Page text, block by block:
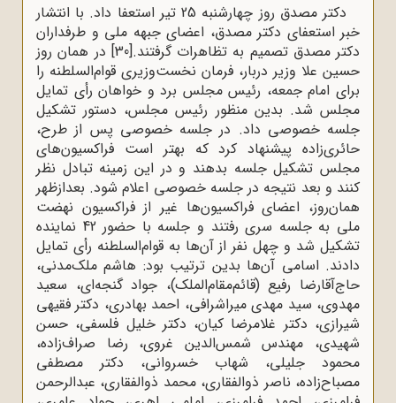
دکتر مصدق روز چهارشنبه 25 تیر استعفا داد. با انتشار
خبر استعفای دکتر مصدق، اعضای جبهه ملی و طرفداران
دکتر مصدق تصمیم به تظاهرات گرفتند.[30]
در همان روز
حسین علا وزیر دربار، فرمان نخست‌وزیری قوام‌السلطنه را
برای امام جمعه، رئیس مجلس برد و خواهان رأی تمایل
مجلس شد. بدین منظور رئیس مجلس، دستور تشکیل
جلسه خصوصی داد. در جلسه خصوصی پس از طرح،
حائری‌زاده پیشنهاد کرد که بهتر است فراکسیون‌های
مجلس تشکیل جلسه بدهند و در این زمینه تبادل نظر
کنند و بعد نتیجه در جلسه خصوصی اعلام شود. بعدازظهر
همان‌روز، اعضای فراکسیون‌ها غیر از فراکسیون نهضت
ملی به جلسه سری رفتند و جلسه با حضور 42 نماینده
تشکیل شد و چهل نفر از آن‌ها به قوام‌السلطنه رأی تمایل
دادند. اسامی آن‌ها بدین ترتیب بود: هاشم ملک‌مدنی،
حاج‌آقارضا رفیع (قائم‌مقام‌الملک)، جواد گنجه‌ای، سعید
مهدوی، سید مهدی میراشرافی، احمد بهادری، دکتر فقیهی
شیرازی، دکتر غلامرضا کیان، دکتر خلیل فلسفی، حسن
شهیدی، مهندس شمس‌الدین غروی، رضا صراف‌زاده،
محمود جلیلی، شهاب خسروانی، دکتر مصطفی
مصباح‌زاده، ناصر ذوالفقاری، محمد ذوالفقاری، عبدالرحمن